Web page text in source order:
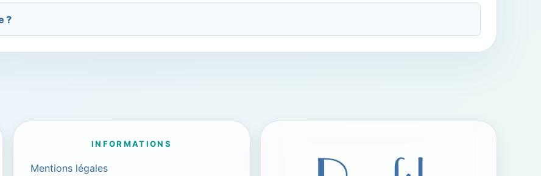
?
INFORMATIONS
Mentions légales